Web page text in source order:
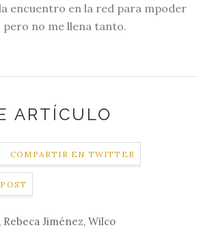
encuentro en la red para mpoder
pero no me llena tanto.
ARTÍCULO
COMPARTIR EN TWITTER
Rebeca Jiménez, Wilco